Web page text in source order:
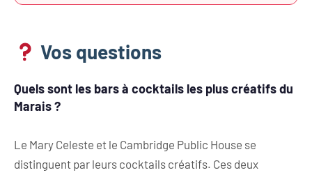
Vos questions
Quels sont les bars à cocktails les plus créatifs du
Marais ?
Le Mary Celeste et le Cambridge Public House se
distinguent par leurs cocktails créatifs. Ces deux